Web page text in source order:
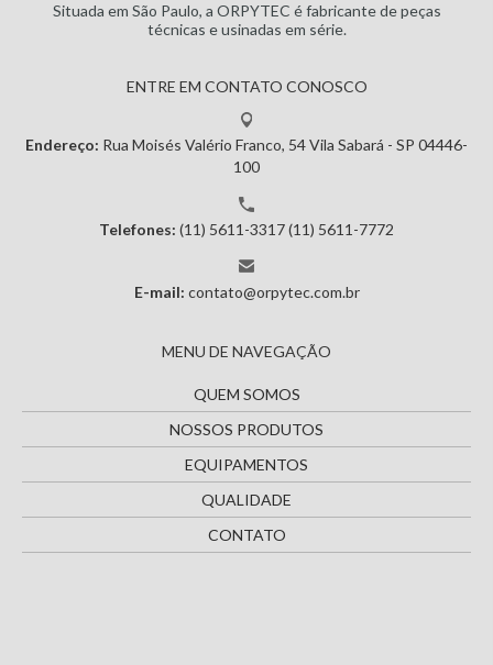
Situada em São Paulo, a ORPYTEC é fabricante de peças
técnicas eusinadas em série.
ENTRE EM CONTATO CONOSCO
Endereço: Rua Moisés Valério Franco, 54Vila Sabará - SP 04446-
100
Telefones: (11) 5611-3317(11) 5611-7772
E-mail: contato@orpytec.com.br
MENU DE NAVEGAÇÃO
QUEM SOMOS
NOSSOS PRODUTOS
EQUIPAMENTOS
QUALIDADE
CONTATO